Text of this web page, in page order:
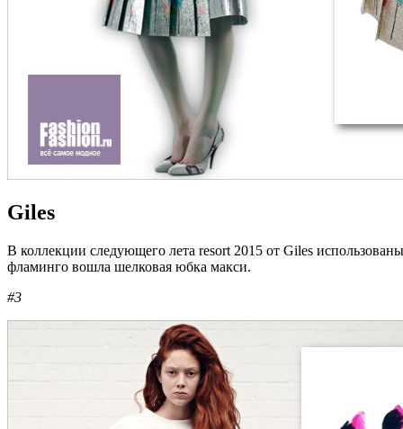
Giles
В коллекции следующего лета resort 2015 от Giles
фламинго вошла шелковая юбка макси.
#3